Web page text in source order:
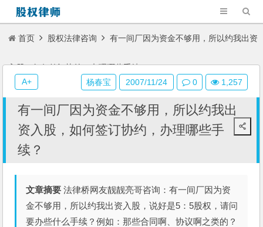
首页 股权法律咨询 有一间厂因为资金不够用，所以约我出资
入股，如何签订协约，办理哪些手续？
有一间厂因为资金不够用，所以约我出
资入股，如何签订协约，办理哪些手
续？
文章摘要 法律桥网友靓靓亮哥咨询：有一间厂因为资
金不够用，所以约我出资入股，说好是5：5股权，请问
要办些什么手续？例如：那些合同啊、协议啊之类的？
杨春宝 2007/11/24 0 1,257
A+